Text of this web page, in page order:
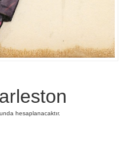
hesaplanacaktır.